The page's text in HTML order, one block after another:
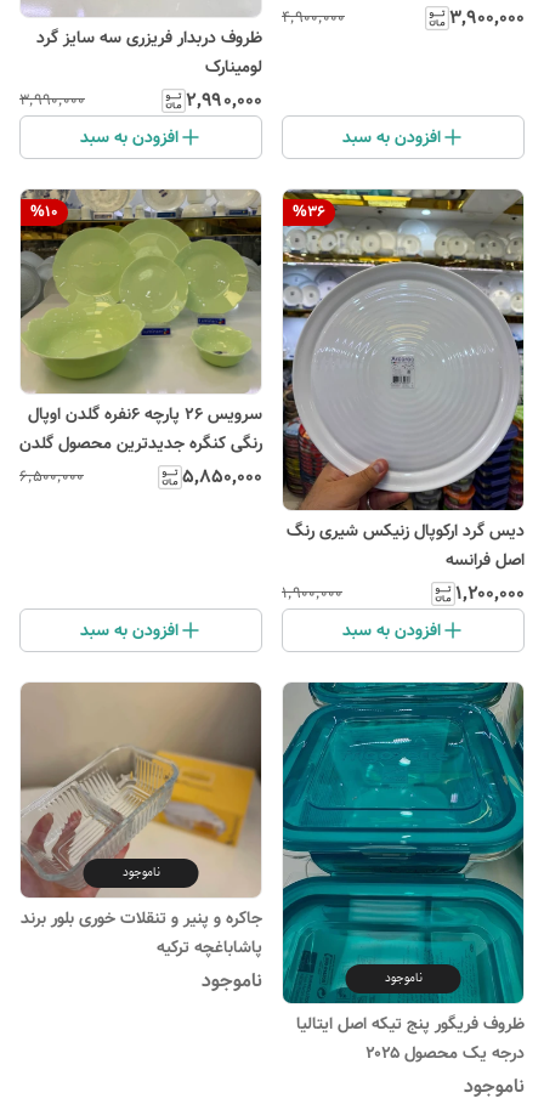
۳٬۹۰۰٬۰۰۰ ۴٬۹۰۰٬۰۰۰
افزودن به سبد
ظروف دربدار فریزری سه سایز گرد
لومینارک
۲٬۹۹۰٬۰۰۰ ۳٬۹۹۰٬۰۰۰
افزودن به سبد
%36
دیس گرد ارکوپال زنیکس شیری رنگ
اصل فرانسه
۱٬۲۰۰٬۰۰۰ ۱٬۹۰۰٬۰۰۰
افزودن به سبد
%10
سرویس ۲۶ پارچه ۶نفره گلدن اوپال
رنگی کنگره جدیدترین محصول گلدن
اوپال
۵٬۸۵۰٬۰۰۰ ۶٬۵۰۰٬۰۰۰
افزودن به سبد
ناموجود
ظروف فریگور پنج تیکه اصل ایتالیا
درجه یک محصول ۲۰۲۵
ناموجود
ناموجود
جاکره و پنیر و تنقلات خوری بلور برند
پاشاباغچه ترکیه
ناموجود